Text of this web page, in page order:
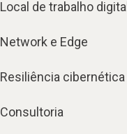
Local de trabalho digital
Network e Edge
Resiliência cibernética
Consultoria